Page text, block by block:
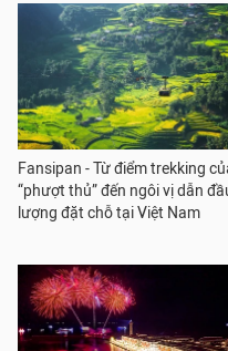
Fansipan - Từ điểm trekking
“phượt thủ” đến ngôi vị dẫn
lượng đặt chỗ tại Việt Nam